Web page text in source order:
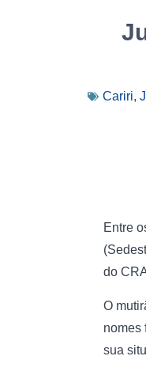
Cariri,
Entre
do
O
nomes
sua